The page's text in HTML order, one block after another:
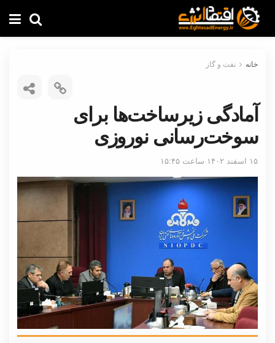
خانه نفت و گاز
آمادگی زیرساخت‌ها برای
سوخت‌رسانی نوروزی
۱۵ اسفند ۱۴۰۲ ساعت ۱۵:۴۵